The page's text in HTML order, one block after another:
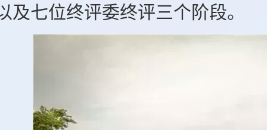
及七位终评委终评三个阶段。